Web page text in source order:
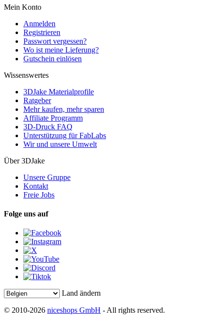
Mein Konto
Anmelden
Registrieren
Passwort vergessen?
Wo ist meine Lieferung?
Gutschein einlösen
Wissenswertes
3DJake Materialprofile
Ratgeber
Mehr kaufen, mehr sparen
Affiliate Programm
3D-Druck FAQ
Unterstützung für FabLabs
Wir und unsere Umwelt
Über 3DJake
Unsere Gruppe
Kontakt
Freie Jobs
Folge uns auf
Land ändern
© 2010-2026 niceshops GmbH - All rights reserved.